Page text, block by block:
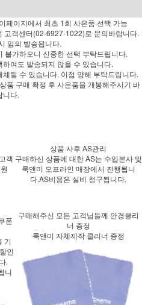
페이지에서 최초 1회 사은품 선택 가능
고객센터(02-6927-1022)로 문의바랍니다.
임의 발송됩니다.
불가하오니 신중한 선택 부탁드립니다.
여도 발송되지 않을 수 있습니다.
될 수 있습니다. 이점 양해 부탁드립니다.
품 구매 확정 후 사은품을 개봉해주시기 바
니다.
객
상품 사후 AS관리
구매하신 상품에 대한 AS는 수입본사 및
룩앤미 오프라인 매장에서 진행됩니
다.AS비용은 실비 청구됩니다.
폰
기
인
.
니
구매해주신 모든 고객님들께 안경클리
너 증정
룩앤미 자체제작 클리너 증정